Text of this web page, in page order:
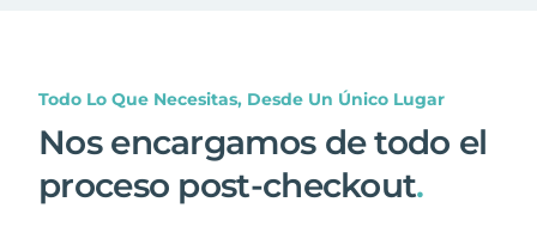
Todo Lo Que Necesitas, Desde Un Único Lugar
Nos encargamos de todo el
proceso post-checkout.